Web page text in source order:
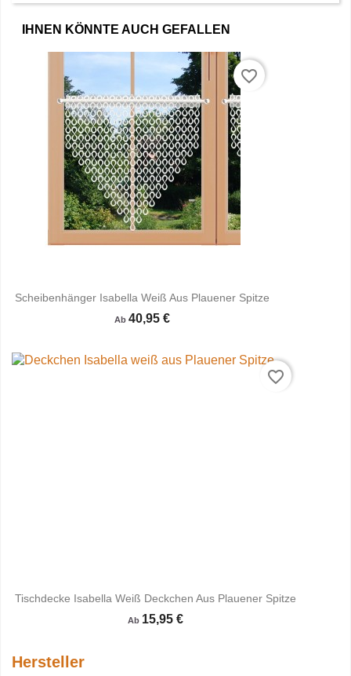
IHNEN KÖNNTE AUCH GEFALLEN
Scheibenhänger Isabella Weiß Aus Plauener Spitze
Ab 40,95 €
favorite_border
Tischdecke Isabella Weiß Deckchen Aus Plauener Spitze
Ab 15,95 €
favorite_border
Hersteller